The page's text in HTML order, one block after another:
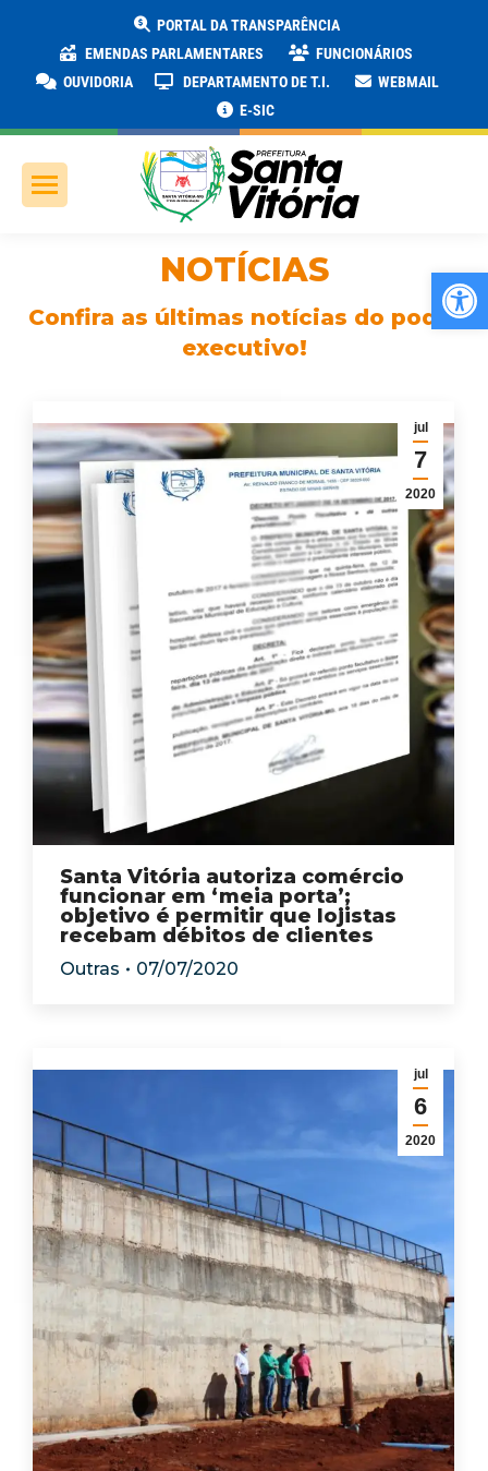
PORTAL DA TRANSPARÊNCIA
EMENDAS PARLAMENTARES
FUNCIONÁRIOS
OUVIDORIA
DEPARTAMENTO DE T.I.
WEBMAIL
E-SIC
NOTÍCIAS
Confira as últimas notícias do poder
executivo!
jul
7
2020
Santa Vitória autoriza comércio
funcionar em ‘meia porta’;
objetivo é permitir que lojistas
recebam débitos de clientes
Outras 07/07/2020
jul
6
2020